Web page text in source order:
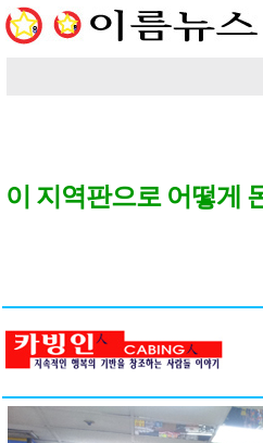
이 지역판으로 어떻게